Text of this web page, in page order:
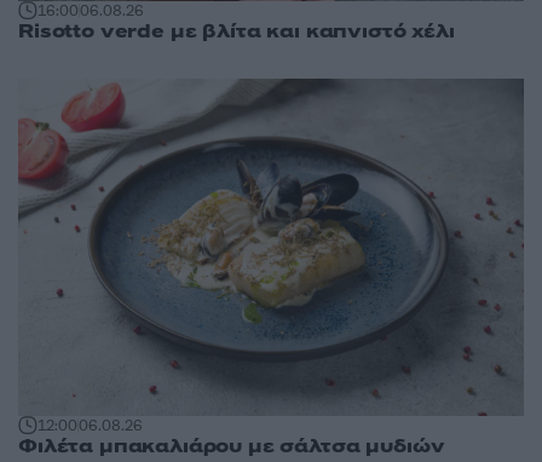
16:0006.08.26
Risotto verde με βλίτα και καπνιστό χέλι
12:0006.08.26
Φιλέτα μπακαλιάρου με σάλτσα μυδιών